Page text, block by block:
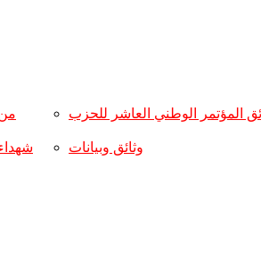
المؤتمر الوطني العاشر للحزب
وثائق وبيانات